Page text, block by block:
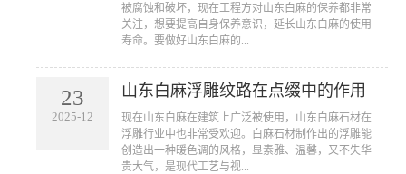
被腐蚀和破坏，现在工程方对山东白麻的保养都非常
关注，想要提高自身保养意识，延长山东白麻的使用
寿命。要做好山东白麻的...
23
2025-12
山东白麻浮雕纹路在点缀中的作用
现在山东白麻在建筑上广泛被使用，山东白麻石材在
浮雕行业中也非常受欢迎。白麻石材制作出的浮雕能
创造出一种暖色调的风格，显素雅、温馨，又不失华
贵大气，是现代工艺与视...